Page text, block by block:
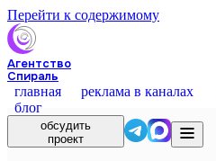
Перейти к содержимому
Агентство
Спираль
главная
реклама в каналах
блог
обсудить
проект